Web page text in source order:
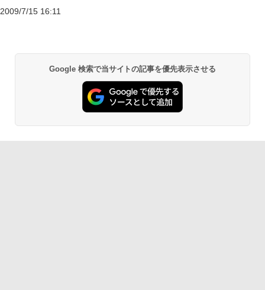
2009/7/15 16:11
Google 検索で当サイトの記事を優先表示させる